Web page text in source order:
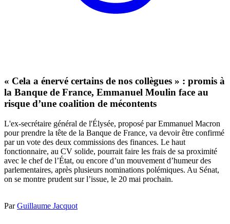
« Cela a énervé certains de nos collègues » : promis à
la Banque de France, Emmanuel Moulin face au
risque d’une coalition de mécontents
L'ex-secrétaire général de l'Élysée, proposé par Emmanuel Macron
pour prendre la tête de la Banque de France, va devoir être confirmé
par un vote des deux commissions des finances. Le haut
fonctionnaire, au CV solide, pourrait faire les frais de sa proximité
avec le chef de l’État, ou encore d’un mouvement d’humeur des
parlementaires, après plusieurs nominations polémiques. Au Sénat,
on se montre prudent sur l’issue, le 20 mai prochain.
ParGuillaume Jacquot